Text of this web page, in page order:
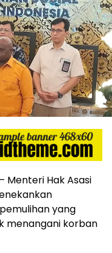
Hak Asasi
yang
menangani korban